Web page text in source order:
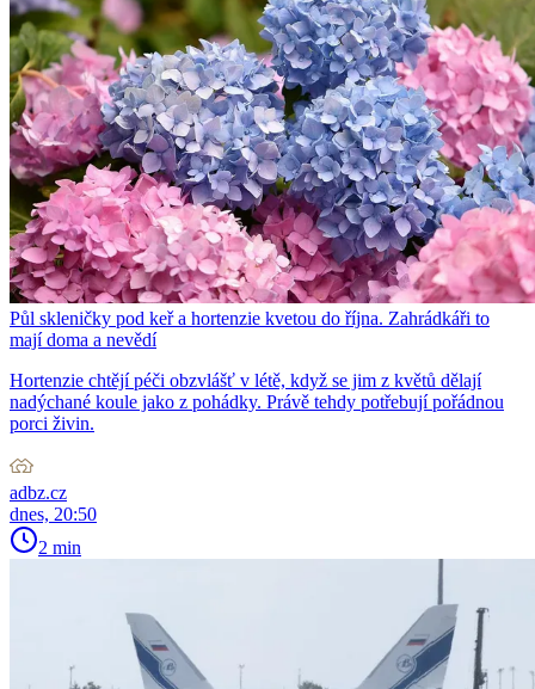
Půl skleničky pod keř a hortenzie kvetou do října. Zahrádkáři to
mají doma a nevědí
Hortenzie chtějí péči obzvlášť v létě, když se jim z květů dělají
nadýchané koule jako z pohádky. Právě tehdy potřebují pořádnou
porci živin.
adbz.cz
dnes, 20:50
2 min